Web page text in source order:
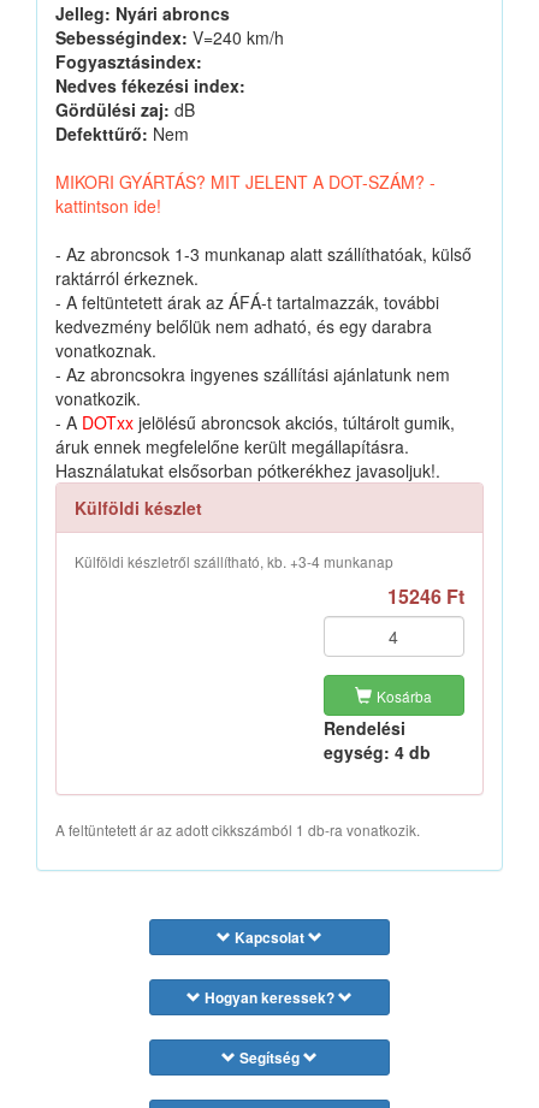
Jelleg: Nyári abroncs
Sebességindex: V=240 km/h
Fogyasztásindex:
Nedves fékezési index:
Gördülési zaj: dB
Defekttűrő: Nem
MIKORI GYÁRTÁS? MIT JELENT A DOT-SZÁM? -
kattintson ide!
- Az abroncsok 1-3 munkanap alatt szállíthatóak, külső
raktárról érkeznek.
- A feltüntetett árak az ÁFÁ-t tartalmazzák, további
kedvezmény belőlük nem adható, és egy darabra
vonatkoznak.
- Az abroncsokra ingyenes szállítási ajánlatunk nem
vonatkozik.
- A DOTxx jelölésű abroncsok akciós, túltárolt gumik,
áruk ennek megfelelőne került megállapításra.
Használatukat elsősorban pótkerékhez javasoljuk!.
Külföldi készlet
Külföldi készletről szállítható, kb. +3-4 munkanap
15246 Ft
Kosárba
Rendelési
egység: 4 db
A feltüntetett ár az adott cikkszámból 1 db-ra vonatkozik.
Kapcsolat
Hogyan keressek?
Segítség